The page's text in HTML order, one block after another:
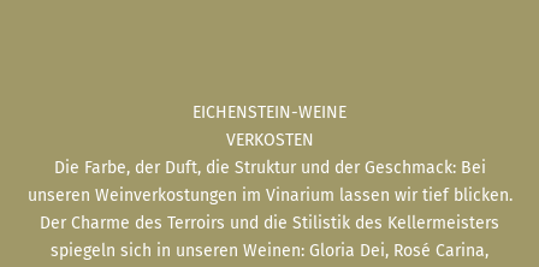
EICHENSTEIN-WEINE
VERKOSTEN
Die Farbe, der Duft, die Struktur und der Geschmack: Bei
unseren Weinverkostungen im Vinarium lassen wir tief blicken.
Der Charme des Terroirs und die Stilistik des Kellermeisters
spiegeln sich in unseren Weinen: Gloria Dei, Rosé Carina,